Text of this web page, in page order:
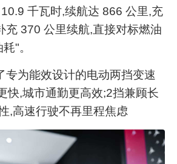
千瓦时,续航达 866 公里,充
充 370 公里续航,直接对标燃油
"。
专为能效设计的电动两挡变速
快,城市通勤更高效;2挡兼顾长
,高速行驶不再里程焦虑